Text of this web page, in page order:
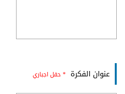
عنوان الفكرة * حقل اجباري